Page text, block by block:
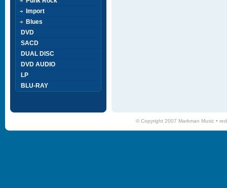
Import
Blues
DVD
SACD
DUAL DISC
DVD AUDIO
LP
BLU-RAY
© Copyright 2007 Markman Music •